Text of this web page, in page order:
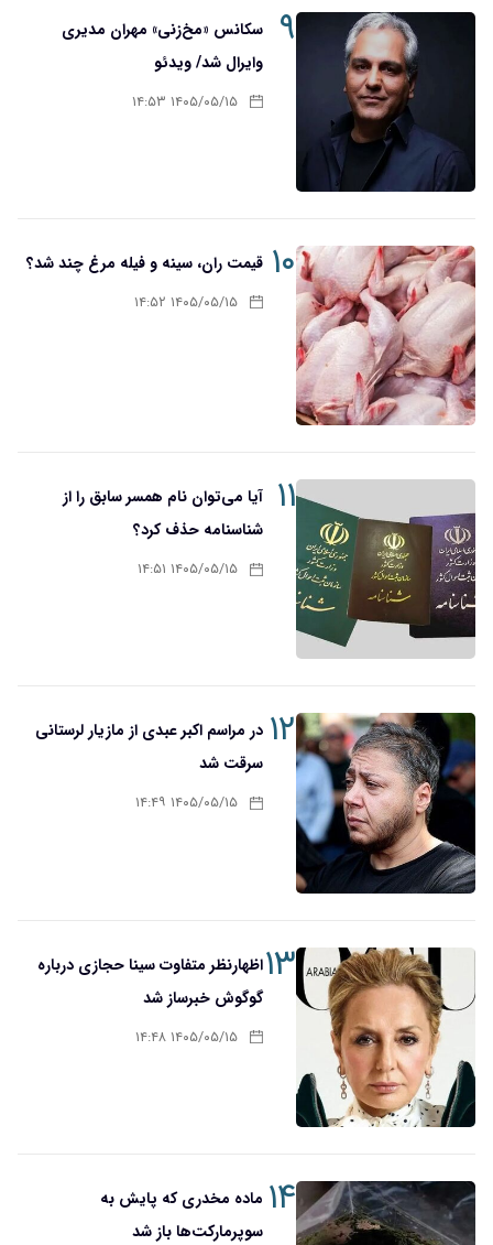
۹
سکانس «مخ‌زنی» مهران مدیری
وایرال شد/ ویدئو
۱۴۰۵/۰۵/۱۵ ۱۴:۵۳
۱۰ قیمت ران، سینه و فیله مرغ چند شد؟
۱۴۰۵/۰۵/۱۵ ۱۴:۵۲
۱۱
آیا می‌توان نام همسر سابق را از
شناسنامه حذف کرد؟
۱۴۰۵/۰۵/۱۵ ۱۴:۵۱
۱۲ در مراسم اکبر عبدی از مازیار لرستانی
سرقت شد
۱۴۰۵/۰۵/۱۵ ۱۴:۴۹
۱۳اظهارنظر متفاوت سینا حجازی درباره
گوگوش خبرساز شد
۱۴۰۵/۰۵/۱۵ ۱۴:۴۸
۱۴ ماده مخدری که پایش به
سوپرمارکت‌ها باز شد